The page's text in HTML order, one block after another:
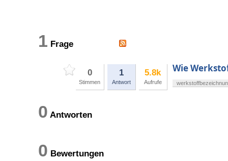
1 Frage
0
Stimmen
1
Antwort
5.8k
Aufrufe
Wie
0 Antworten
0 Bewertungen